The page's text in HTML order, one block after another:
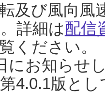
及び風向風
詳細は配信
ください。
にお知らせ
4.0.1版と